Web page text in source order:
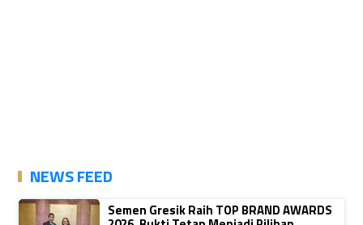
NEWS FEED
Semen Gresik Raih TOP BRAND AWARDS